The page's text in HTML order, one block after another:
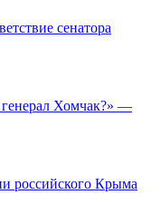
сенатора
генерал Хомчак?» —
российского Крыма